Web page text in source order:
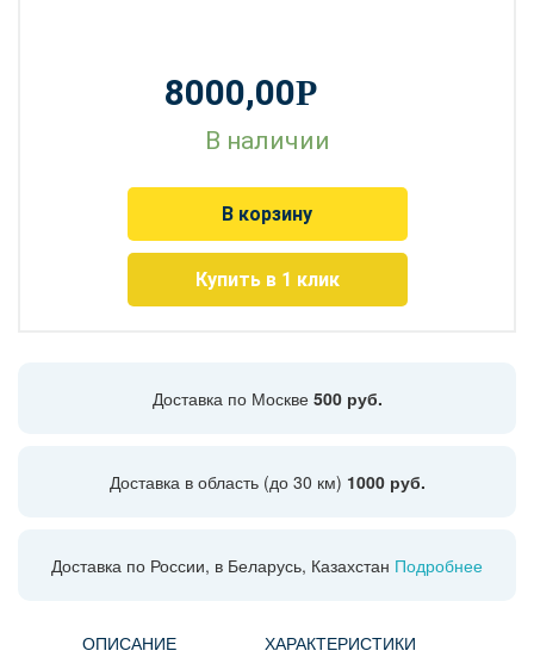
8000,00Р
В наличии
В корзину
Купить в 1 клик
Доставка по Москве 500 руб.
Доставка в область (до 30 км) 1000 руб.
Доставка по России, в Беларусь, Казахстан Подробнее
ОПИСАНИЕ
ХАРАКТЕРИСТИКИ